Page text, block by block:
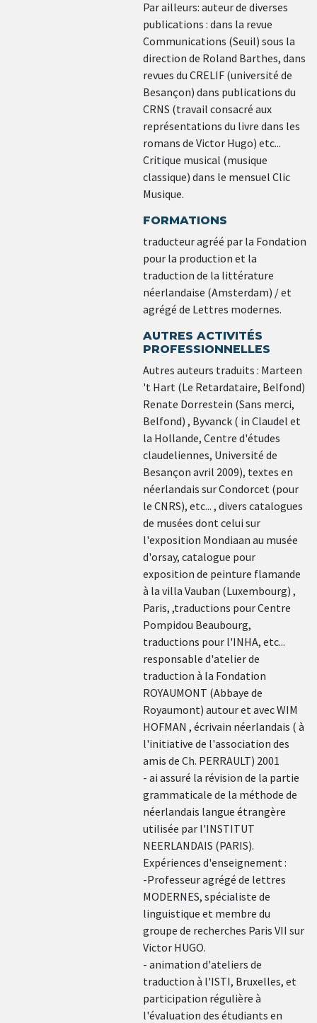
Par ailleurs: auteur de diverses
publications : dans la revue
Communications (Seuil) sous la
direction de Roland Barthes, dans
revues du CRELIF (université de
Besançon) dans publications du
CRNS (travail consacré aux
représentations du livre dans les
romans de Victor Hugo) etc...
Critique musical (musique
classique) dans le mensuel Clic
Musique.
FORMATIONS
traducteur agréé par la Fondation
pour la production et la
traduction de la littérature
néerlandaise (Amsterdam) / et
agrégé de Lettres modernes.
AUTRES ACTIVITÉS
PROFESSIONNELLES
Autres auteurs traduits : Marteen
't Hart (Le Retardataire, Belfond)
Renate Dorrestein (Sans merci,
Belfond) , Byvanck ( in Claudel et
la Hollande, Centre d'études
claudeliennes, Université de
Besançon avril 2009), textes en
néerlandais sur Condorcet (pour
le CNRS), etc... , divers catalogues
de musées dont celui sur
l'exposition Mondiaan au musée
d'orsay, catalogue pour
exposition de peinture flamande
à la villa Vauban (Luxembourg) ,
Paris, ,traductions pour Centre
Pompidou Beaubourg,
traductions pour l'INHA, etc...
responsable d'atelier de
traduction à la Fondation
ROYAUMONT (Abbaye de
Royaumont) autour et avec WIM
HOFMAN , écrivain néerlandais ( à
l'initiative de l'association des
amis de Ch. PERRAULT) 2001
- ai assuré la révision de la partie
grammaticale de la méthode de
néerlandais langue étrangère
utilisée par l'INSTITUT
NEERLANDAIS (PARIS).
Expériences d'enseignement :
-Professeur agrégé de lettres
MODERNES, spécialiste de
linguistique et membre du
groupe de recherches Paris VII sur
Victor HUGO.
- animation d'ateliers de
traduction à l'ISTI, Bruxelles, et
participation régulière à
l'évaluation des étudiants en